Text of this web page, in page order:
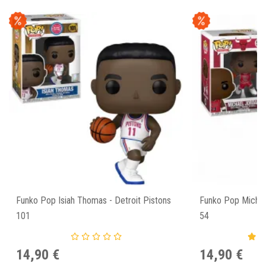
Funko Pop Isiah Thomas - Detroit Pistons
101
14,90 €
Funko Pop
54
14,90 €